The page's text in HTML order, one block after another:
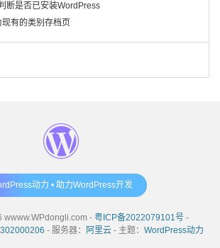
断是否已安装WordPress
现有的类别存档页
动力 • 助力WordPress开发
- 粤ICP备2022079101号-
- 服务器： 阿里云 - 主题： WordPress动力